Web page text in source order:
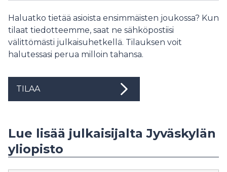
Haluatko tietää asioista ensimmäisten joukossa? Kun
tilaat tiedotteemme, saat ne sähköpostiisi
välittömästi julkaisuhetkellä. Tilauksen voit
halutessasi perua milloin tahansa.
TILAA
Lue lisää julkaisijalta Jyväskylän
yliopisto